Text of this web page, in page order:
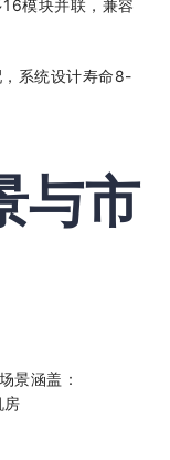
模块并联，兼容
系统设计寿命8-
与市
景涵盖：
房